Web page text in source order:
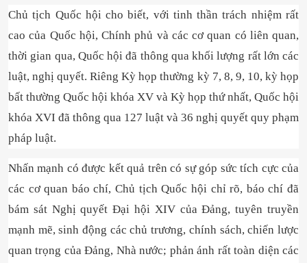
Chủ tịch Quốc hội cho biết, với tinh thần trách nhiệm rất
cao của Quốc hội, Chính phủ và các cơ quan có liên quan,
thời gian qua, Quốc hội đã thông qua khối lượng rất lớn các
luật, nghị quyết. Riêng Kỳ họp thường kỳ 7, 8, 9, 10, kỳ họp
bất thường Quốc hội khóa XV và Kỳ họp thứ nhất, Quốc hội
khóa XVI đã thông qua 127 luật và 36 nghị quyết quy phạm
pháp luật.
Nhấn mạnh có được kết quả trên có sự góp sức tích cực của
các cơ quan báo chí, Chủ tịch Quốc hội chỉ rõ, báo chí đã
bám sát Nghị quyết Đại hội XIV của Đảng, tuyên truyền
mạnh mẽ, sinh động các chủ trương, chính sách, chiến lược
quan trọng của Đảng, Nhà nước; phản ánh rất toàn diện các